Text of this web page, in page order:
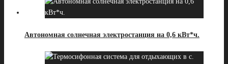
Автономная солнечная электростанция на 0,6 кВт*ч.